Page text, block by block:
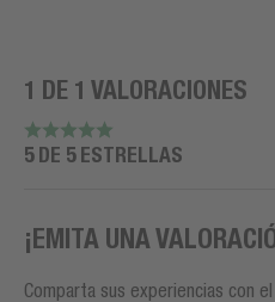
1 DE 1 VALORACIONES
5 DE 5 ESTRELLAS
¡EMITA UNA
Comparta sus experiencias con